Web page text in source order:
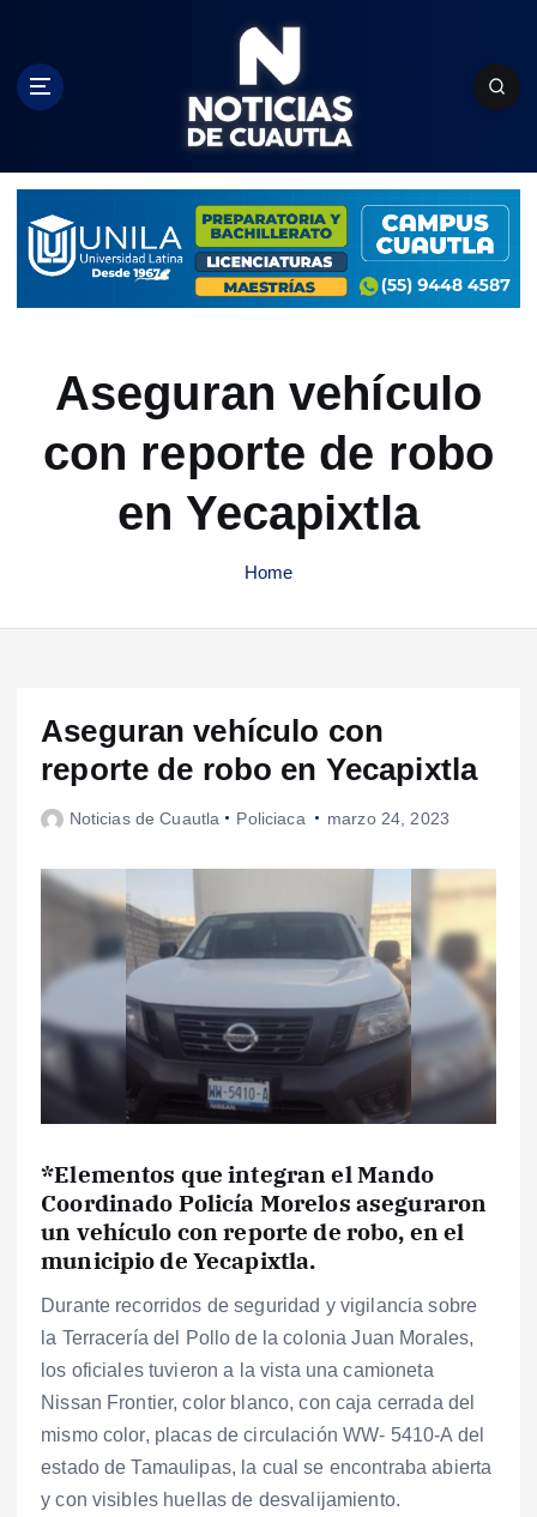
c
Aseguran vehículo
con reporte de robo
en Yecapixtla
Home
Aseguran vehículo con
reporte de robo en Yecapixtla
Noticias de Cuautla Policiaca marzo 24, 2023
*Elementos que integran el Mando
Coordinado Policía Morelos aseguraron
un vehículo con reporte de robo, en el
municipio de Yecapixtla.
Durante recorridos de seguridad y vigilancia sobre
la Terracería del Pollo de la colonia Juan Morales,
los oficiales tuvieron a la vista una camioneta
Nissan Frontier, color blanco, con caja cerrada del
mismo color, placas de circulación WW- 5410-A del
estado de Tamaulipas, la cual se encontraba abierta
y con visibles huellas de desvalijamiento.